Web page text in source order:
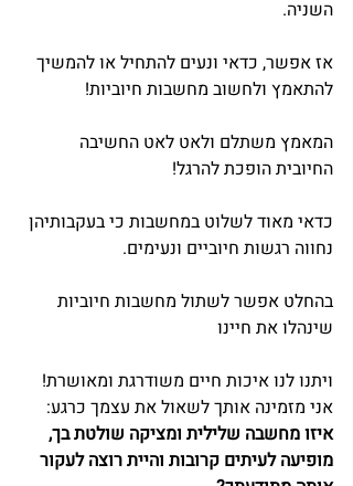
השניה.
אז אפשר, כדאי ונעים להתחיל או להמשיך
להתאמץ ולחשוב מחשבות חיוביות!
המאמץ משתלם ולאט לאט החשיבה
החיובית הופכת להרגל!
כדאי מאוד לשלוט במחשבות כי בעקבותיהן
נחווה רגשות חיוביים ונעימים.
בהחלט אפשר לשתול מחשבות חיוביות
שינהלו את חיינו
ויתנו לנו איכות חיים משודרגת ומאושרת!
אני מזמינה אותך לשאול את עצמך כרגע:
איזו מחשבה שלילית ומציקה שולטת בך,
מופיעה לעיתים קרובות והיית רוצה לעקור